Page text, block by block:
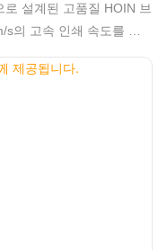
설계된 고품질 HOIN 브
s의 고속 인쇄 속도를 제
계되었습니다.